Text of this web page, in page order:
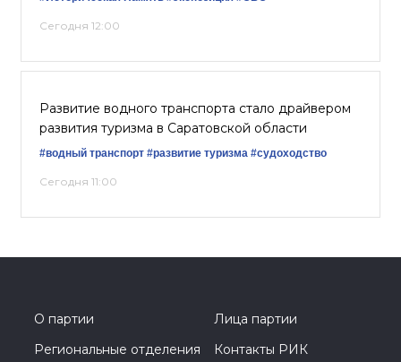
Сегодня 12:00
Развитие водного транспорта стало драйвером
развития туризма в Саратовской области
#водный транспорт #развитие туризма #судоходство
Сегодня 11:00
О партии
Лица партии
Региональные отделения
Контакты РИК